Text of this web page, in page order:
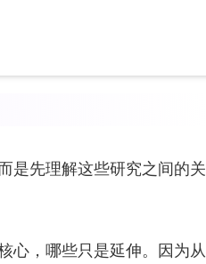
是先理解这些研究之间的关
心，哪些只是延伸。因为从